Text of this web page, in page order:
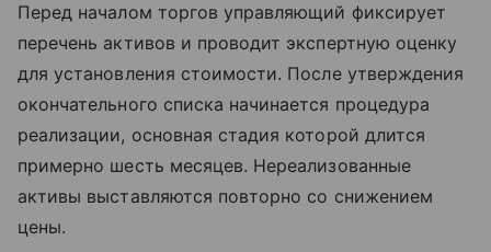
Перед началом торгов управляющий фиксирует
перечень активов и проводит экспертную оценку
для установления стоимости. После утверждения
окончательного списка начинается процедура
реализации, основная стадия которой длится
примерно шесть месяцев. Нереализованные
активы выставляются повторно со снижением
цены.